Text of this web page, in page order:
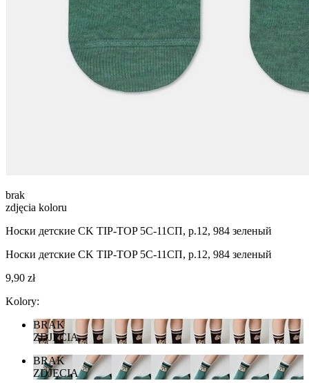
brak
zdjęcia koloru
Носки детские CK TIP-TOP 5С-11СП, р.12, 984 зеленый
Носки детские CK TIP-TOP 5С-11СП, р.12, 984 зеленый
9,90 zł
Kolory:
BRAK
ZDJĘCIA
BRAK
ZDJĘCIA